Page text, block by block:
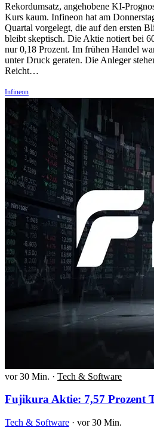
Rekordumsatz, angehobene KI-
Kurs kaum. Infineon hat am
Quartal vorgelegt, die auf den ersten
bleibt skeptisch. Die Aktie notiert bei
nur 0,18 Prozent. Im frühen Handel
unter Druck geraten. Die Anleger
Reicht…
Infineon
vor 30 Min. · Tech & Software
Fujikura Aktie: 7,57 Prozent
Tech & Software · vor 30 Min.